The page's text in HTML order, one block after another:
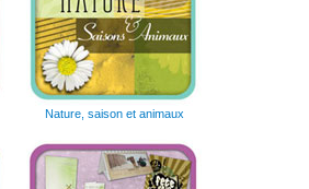
Nature, saison et animaux